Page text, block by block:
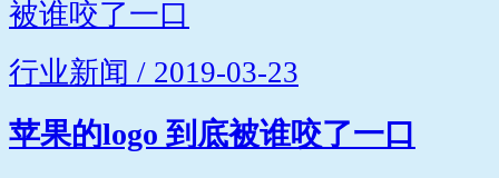
行业新闻 / 2019-03-23
苹果的logo 到底被谁咬了一口